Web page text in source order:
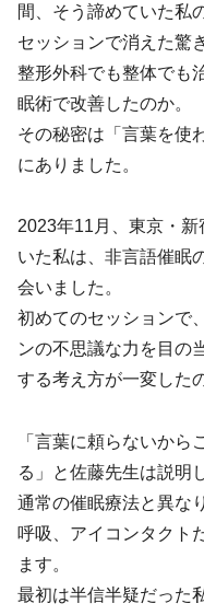
間、そう諦めていた私
セッションで消えた驚
整形外科でも整体でも
眠術で改善したのか。
その秘密は「言葉を使
にありました。
2023年11月、東京・
いた私は、非言語催眠
会いました。
初めてのセッションで
ンの不思議な力を目の
する考え方が一変した
「言葉に頼らないから
る」と佐藤先生は説明
通常の催眠療法と異な
呼吸、アイコンタクト
ます。
最初は半信半疑だった